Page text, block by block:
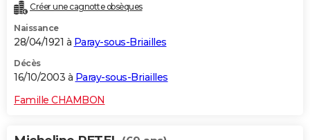
Créer une cagnotte obsèques
Naissance
28/04/1921 à Paray-sous-Briailles
Décès
16/10/2003 à Paray-sous-Briailles
Famille CHAMBON